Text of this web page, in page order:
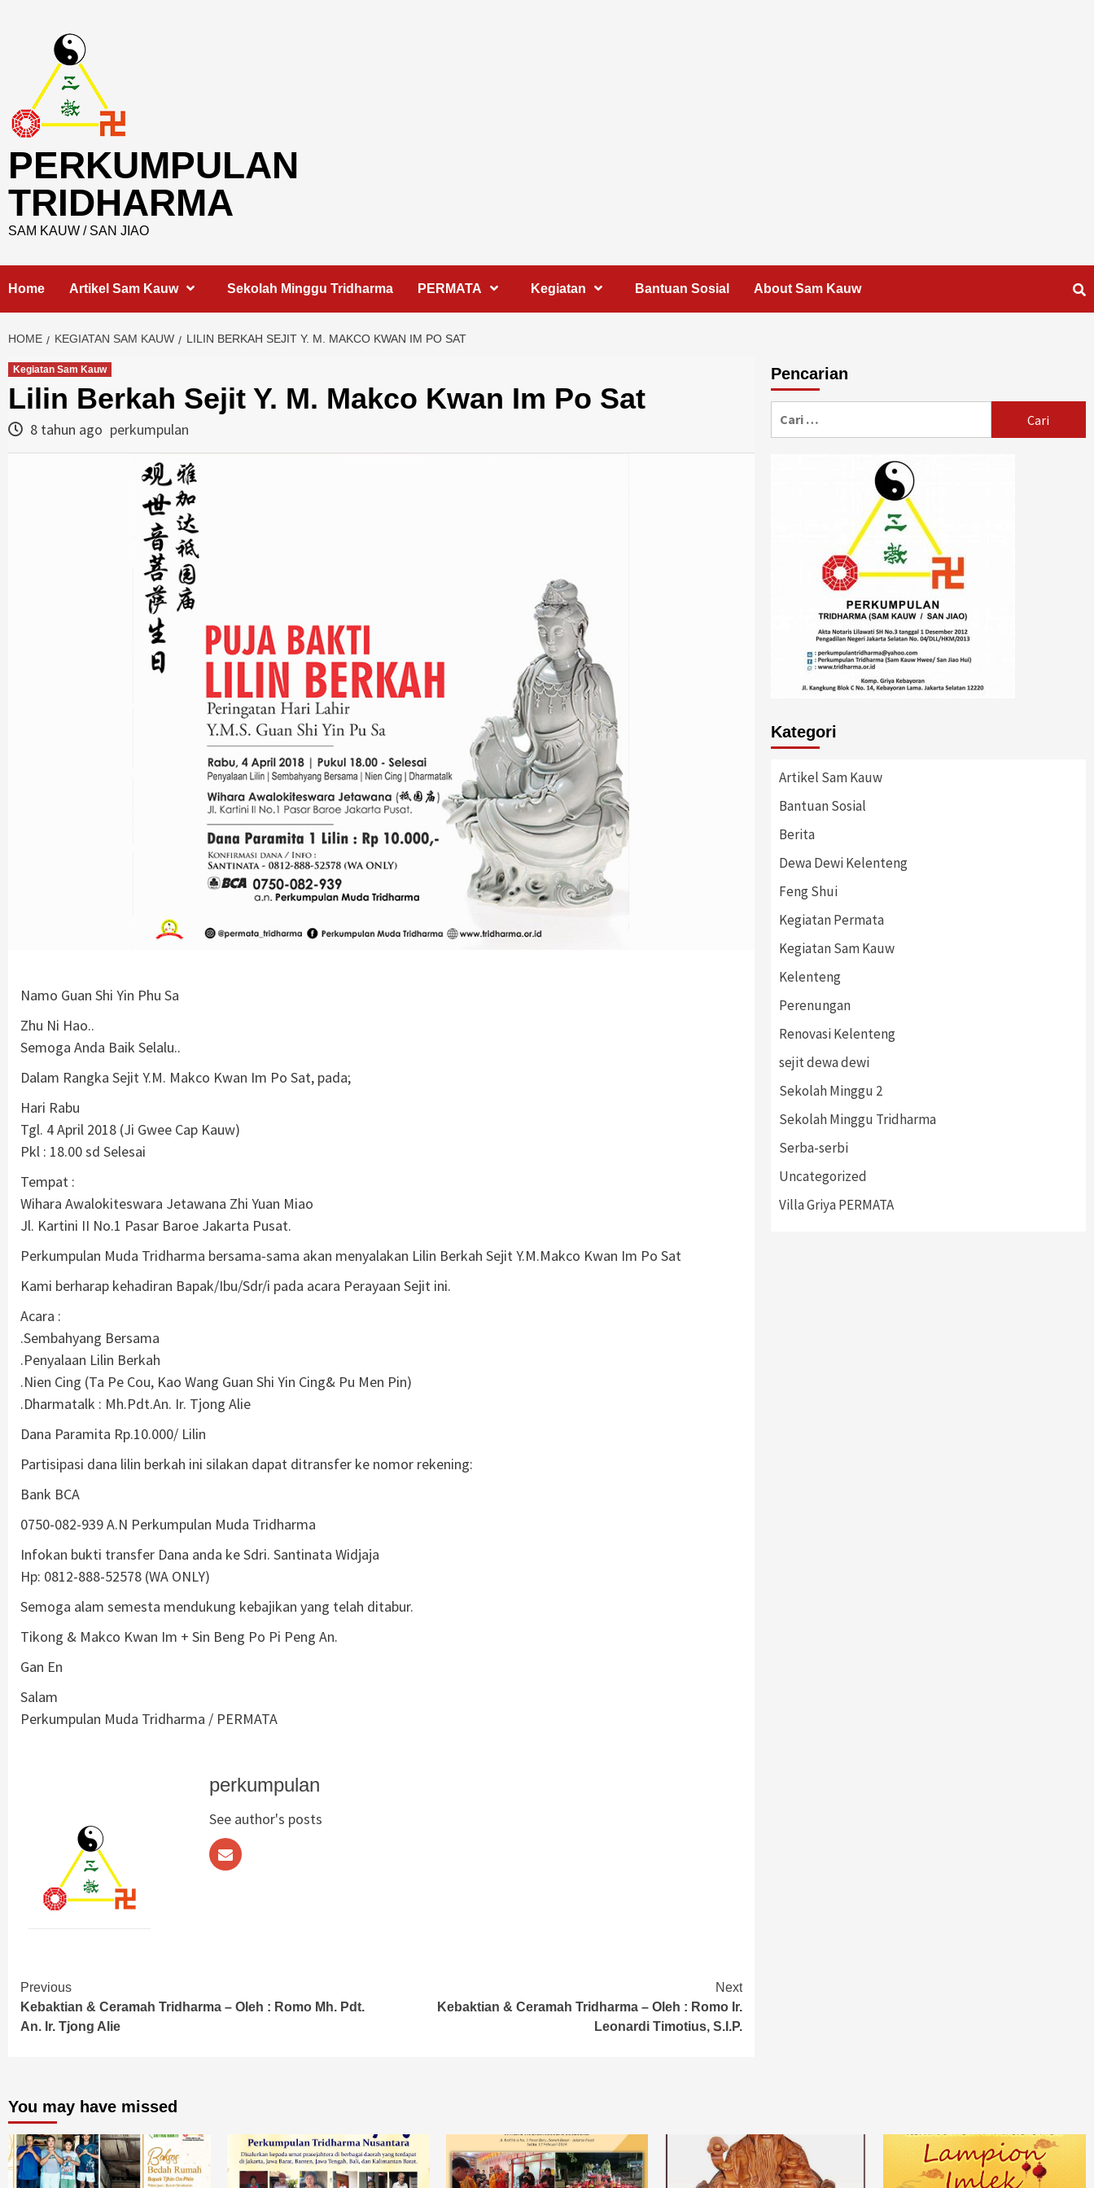
PERKUMPULAN
TRIDHARMA
SAM KAUW / SAN JIAO
Home Artikel Sam Kauw Sekolah Minggu Tridharma PERMATA Kegiatan Bantuan Sosial About Sam Kauw
HOME KEGIATAN SAM KAUW LILIN BERKAH SEJIT Y. M. MAKCO KWAN IM PO SAT
Kegiatan Sam Kauw
Lilin Berkah Sejit Y. M. Makco Kwan Im Po Sat
8 tahun ago perkumpulan
Namo Guan Shi Yin Phu Sa
Zhu Ni Hao..
Semoga Anda Baik Selalu..
Dalam Rangka Sejit Y.M. Makco Kwan Im Po Sat, pada;
Hari Rabu
Tgl. 4 April 2018 (Ji Gwee Cap Kauw)
Pkl : 18.00 sd Selesai
Tempat :
Wihara Awalokiteswara Jetawana Zhi Yuan Miao
Jl. Kartini II No.1 Pasar Baroe Jakarta Pusat.
Perkumpulan Muda Tridharma bersama-sama akan menyalakan Lilin Berkah Sejit Y.M.Makco Kwan Im Po Sat
Kami berharap kehadiran Bapak/Ibu/Sdr/i pada acara Perayaan Sejit ini.
Acara :
.Sembahyang Bersama
.Penyalaan Lilin Berkah
.Nien Cing (Ta Pe Cou, Kao Wang Guan Shi Yin Cing& Pu Men Pin)
.Dharmatalk : Mh.Pdt.An. Ir. Tjong Alie
Dana Paramita Rp.10.000/ Lilin
Partisipasi dana lilin berkah ini silakan dapat ditransfer ke nomor rekening:
Bank BCA
0750-082-939 A.N Perkumpulan Muda Tridharma
Infokan bukti transfer Dana anda ke Sdri. Santinata Widjaja
Hp: 0812-888-52578 (WA ONLY)
Semoga alam semesta mendukung kebajikan yang telah ditabur.
Tikong & Makco Kwan Im + Sin Beng Po Pi Peng An.
Gan En
Salam
Perkumpulan Muda Tridharma / PERMATA
perkumpulan
See author's posts
Continue
Reading
Previous
Kebaktian & Ceramah Tridharma – Oleh : Romo Mh. Pdt.
An. Ir. Tjong Alie
Next
Kebaktian & Ceramah Tridharma – Oleh : Romo Ir.
Leonardi Timotius, S.I.P.
Pencarian
Kategori
Artikel Sam Kauw
Bantuan Sosial
Berita
Dewa Dewi Kelenteng
Feng Shui
Kegiatan Permata
Kegiatan Sam Kauw
Kelenteng
Perenungan
Renovasi Kelenteng
sejit dewa dewi
Sekolah Minggu 2
Sekolah Minggu Tridharma
Serba-serbi
Uncategorized
Villa Griya PERMATA
You may have missed